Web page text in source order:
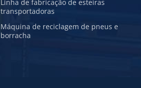
Linha de fabricação de esteiras
transportadoras
Máquina de reciclagem de pneus e
borracha